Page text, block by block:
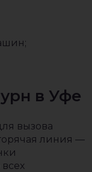
в Уфе
вызова
линия —